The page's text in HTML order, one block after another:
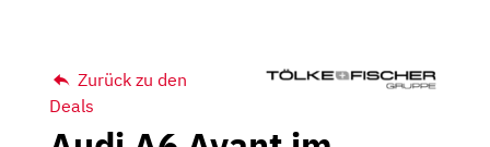
Zurück zu den
Deals